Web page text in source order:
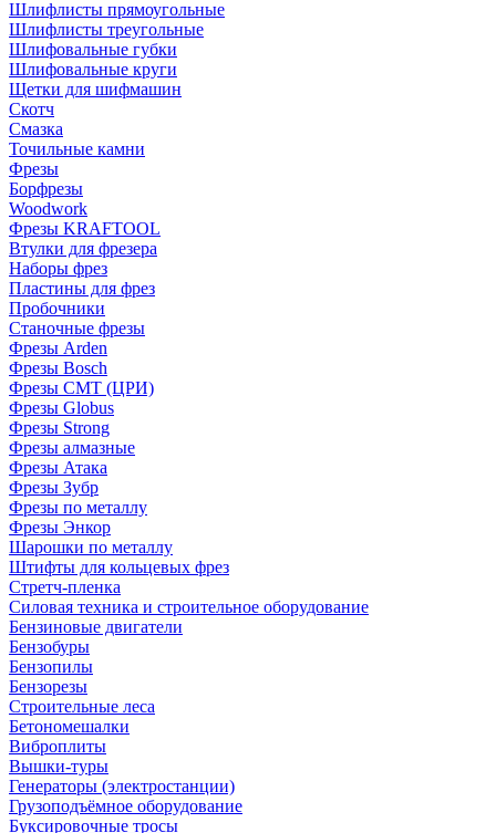
Шлифлисты прямоугольные
Шлифлисты треугольные
Шлифовальные губки
Шлифовальные круги
Щетки для шифмашин
Скотч
Смазка
Точильные камни
Фрезы
Борфрезы
Woodwork
Фрезы KRAFTOOL
Втулки для фрезера
Наборы фрез
Пластины для фрез
Пробочники
Станочные фрезы
Фрезы Arden
Фрезы Bosch
Фрезы CMT (ЦРИ)
Фрезы Globus
Фрезы Strong
Фрезы алмазные
Фрезы Атака
Фрезы Зубр
Фрезы по металлу
Фрезы Энкор
Шарошки по металлу
Штифты для кольцевых фрез
Стретч-пленка
Силовая техника и строительное оборудование
Бензиновые двигатели
Бензобуры
Бензопилы
Бензорезы
Строительные леса
Бетономешалки
Виброплиты
Вышки-туры
Генераторы (электростанции)
Грузоподъёмное оборудование
Буксировочные тросы